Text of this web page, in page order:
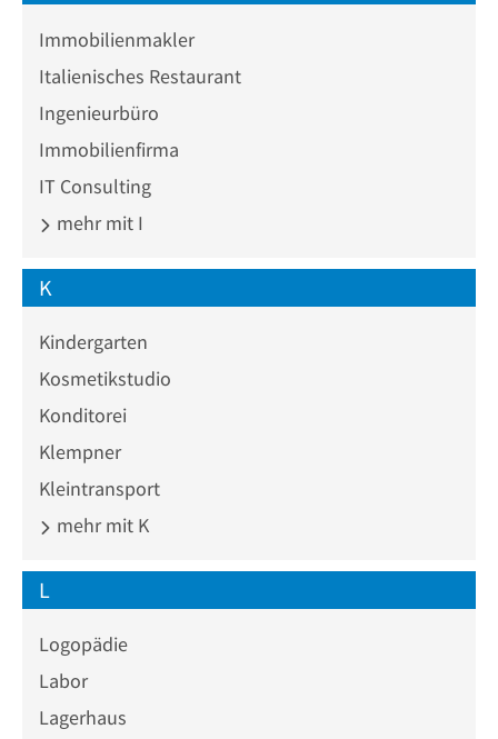
Immobilienmakler
Italienisches Restaurant
Ingenieurbüro
Immobilienfirma
IT Consulting
mehr mit I
K
Kindergarten
Kosmetikstudio
Konditorei
Klempner
Kleintransport
mehr mit K
L
Logopädie
Labor
Lagerhaus